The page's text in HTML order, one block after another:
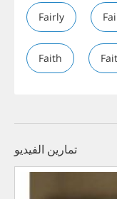
Fairly
Faith
تمارين الفيديو